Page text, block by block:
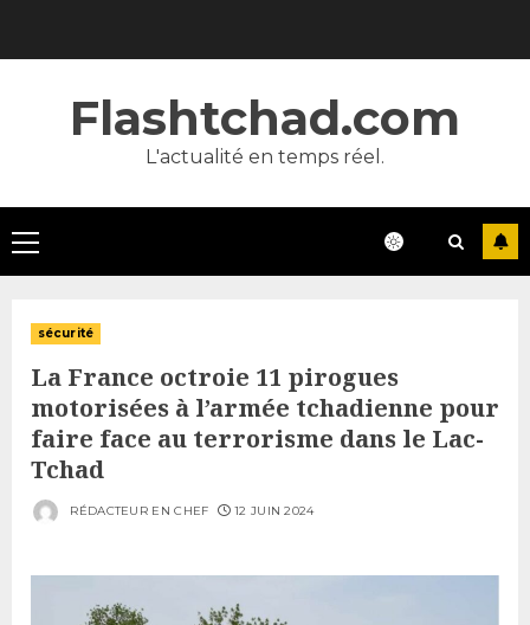
Flashtchad.com
L'actualité en temps réel.
Primary
Menu
sécurité
La France octroie 11 pirogues
motorisées à l’armée tchadienne pour
faire face au terrorisme dans le Lac-
Tchad
RÉDACTEUR EN CHEF 12 JUIN 2024